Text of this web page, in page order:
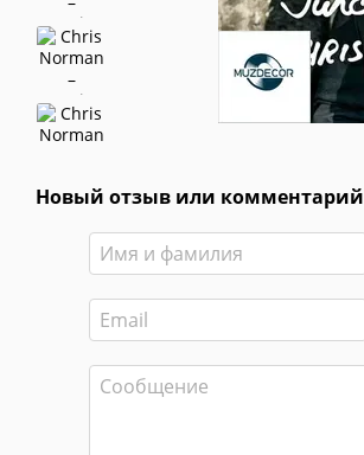
Новый отзыв или комментарий